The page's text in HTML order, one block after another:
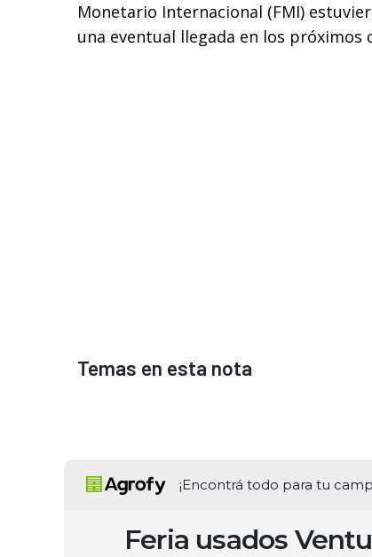
Monetario Internacional (FMI)
una eventual llegada en los próximos
Temas en esta nota
¡Encontrá todo para tu
Feria usados